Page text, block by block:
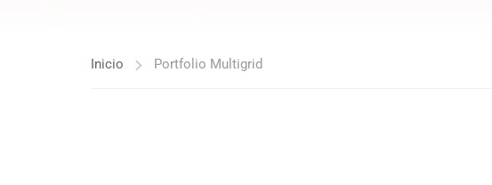
Inicio Portfolio Multigrid